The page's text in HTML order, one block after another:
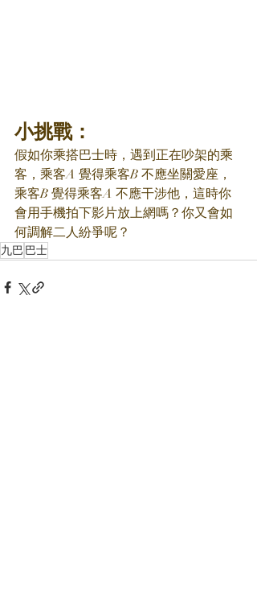
小挑戰：
假如你乘搭巴士時，遇到正在吵架的乘
客，乘客A 覺得乘客B 不應坐關愛座，
乘客B 覺得乘客A 不應干涉他，這時你
會用手機拍下影片放上網嗎？你又會如
何調解二人紛爭呢？
九巴 巴士